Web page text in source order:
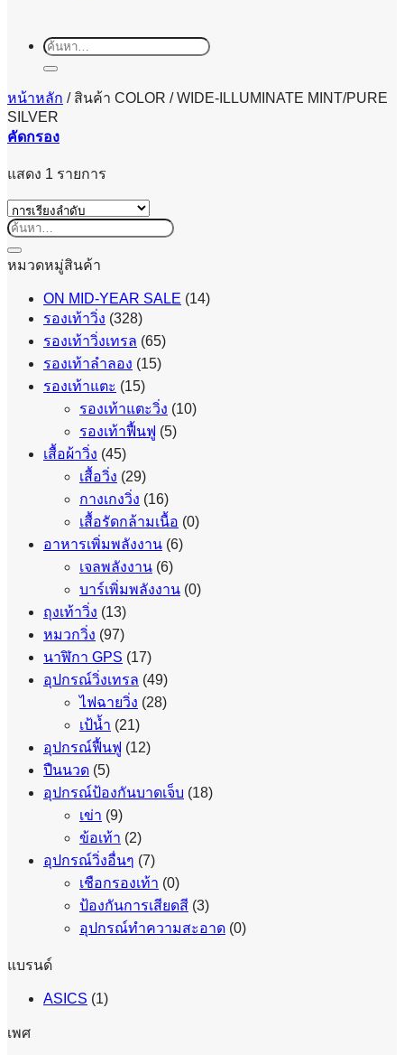
ค้นหา:
หน้าหลัก /สินค้า COLOR /WIDE-ILLUMINATE MINT/PURE
SILVER
คัดกรอง
แสดง 1 รายการ
ค้นหา:
หมวดหมู่สินค้า
ON MID-YEAR SALE (14)
รองเท้าวิ่ง (328)
รองเท้าวิ่งเทรล (65)
รองเท้าลำลอง (15)
รองเท้าแตะ (15)
รองเท้าแตะวิ่ง (10)
รองเท้าฟื้นฟู (5)
เสื้อผ้าวิ่ง (45)
เสื้อวิ่ง (29)
กางเกงวิ่ง (16)
เสื้อรัดกล้ามเนื้อ (0)
อาหารเพิ่มพลังงาน (6)
เจลพลังงาน (6)
บาร์เพิ่มพลังงาน (0)
ถุงเท้าวิ่ง (13)
หมวกวิ่ง (97)
นาฬิกา GPS (17)
อุปกรณ์วิ่งเทรล (49)
ไฟฉายวิ่ง (28)
เป้น้ำ (21)
อุปกรณ์ฟื้นฟู (12)
ปืนนวด (5)
อุปกรณ์ป้องกันบาดเจ็บ (18)
เข่า (9)
ข้อเท้า (2)
อุปกรณ์วิ่งอื่นๆ (7)
เชือกรองเท้า (0)
ป้องกันการเสียดสี (3)
อุปกรณ์ทำความสะอาด (0)
แบรนด์
ASICS (1)
เพศ